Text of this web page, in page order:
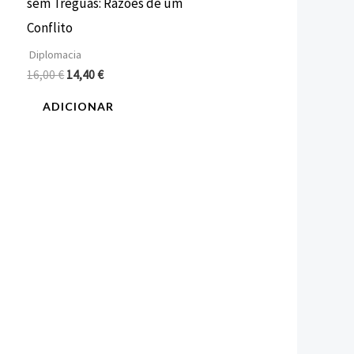
Conflito
Diplomacia
16,00€14,40€
ADICIONAR